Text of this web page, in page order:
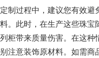
制过程中，建议您有效
。此时，在生产这些珠
柜带来质量伤害。在这
注意装饰原材料。如需商